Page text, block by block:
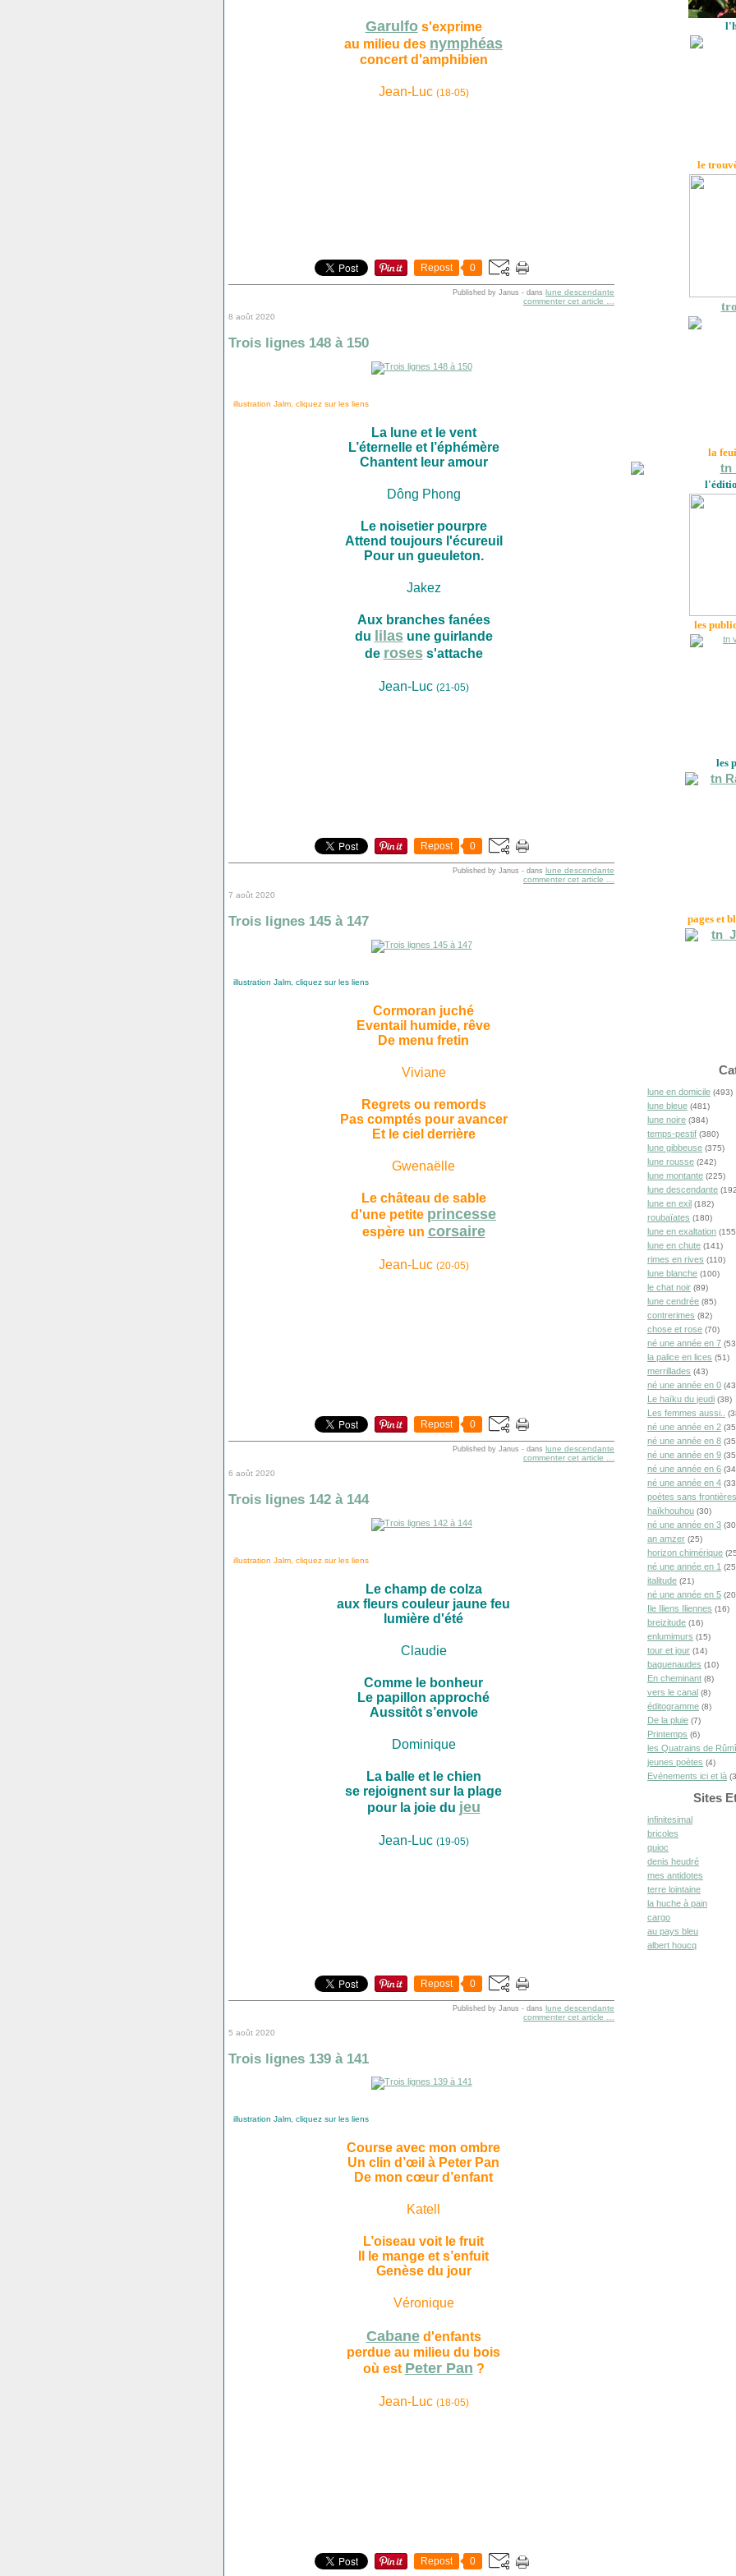
Garulfos'exprime
au milieu des nymphéas
concert d'amphibien
Jean-Luc (18-05)
Repost 0
Published by Janus - dans lune descendante
commenter cet article
8 août 2020
Trois lignes 148 à 150
illustration Jalm, cliquez sur les liens
La lune et le vent
L’éternelle et l’éphémère
Chantent leur amour
Dông Phong
Le noisetier pourpre
Attend toujours l'écureuil
Pour un gueuleton.
Jakez
Aux branches fanées
du lilasune guirlande
de rosess'attache
Jean-Luc (21-05)
Repost 0
Published by Janus - dans lune descendante
commenter cet article
7 août 2020
Trois lignes 145 à 147
illustration Jalm, cliquez sur les liens
Cormoran juché
Eventail humide, rêve
De menu fretin
Viviane
Regrets ou remords
Pas comptés pour avancer
Et le ciel derrière
Gwenaëlle
Le château de sable
d'une petite princesse
espère un corsaire
Jean-Luc (20-05)
Repost 0
Published by Janus - dans lune descendante
commenter cet article
6 août 2020
Trois lignes 142 à 144
illustration Jalm, cliquez sur les liens
Le champ de colza
aux fleurs couleur jaune feu
lumière d'été
Claudie
Comme le bonheur
Le papillon approché
Aussitôt s’envole
Dominique
La balle et le chien
se rejoignent sur la plage
pour la joie du jeu
Jean-Luc (19-05)
Repost 0
Published by Janus - dans lune descendante
commenter cet article
5 août 2020
Trois lignes 139 à 141
illustration Jalm, cliquez sur les liens
Course avec mon ombre
Un clin d’œil à Peter Pan
De mon cœur d’enfant
Katell
L’oiseau voit le fruit
Il le mange et s’enfuit
Genèse du jour
Véronique
Cabaned'enfants
perdue au milieu du bois
où est Peter Pan ?
Jean-Luc (18-05)
Repost 0
le
la
les
les
pages et
lune en domicile (493)
lune bleue (481)
lune noire (384)
temps-pestif (380)
lune gibbeuse (375)
lune rousse (242)
lune montante (225)
lune descendante
lune en exil (182)
roubaïates (180)
lune en exaltation
lune en chute (141)
rimes en rives (110)
lune blanche (100)
le chat noir (89)
lune cendrée (85)
contrerimes (82)
chose et rose (70)
né une année en 7
la palice en lices (51)
merrillades (43)
né une année en 0
Le haïku du jeudi (38)
Les femmes aussi..
né une année en 2
né une année en 8
né une année en 9
né une année en 6
né une année en 4
poètes sans frontières
haïkhouhou (30)
né une année en 3
an amzer (25)
horizon chimérique
né une année en 1
italitude (21)
né une année en 5
Ile Iliens Iliennes (16)
breizitude (16)
enlumimurs (15)
tour et jour (14)
baguenaudes (10)
En cheminant (8)
vers le canal (8)
éditogramme (8)
De la pluie (7)
Printemps (6)
les Quatrains de Rûmî
jeunes poètes (4)
Evénements ici et là
Sites
infinitesimal
bricoles
quioc
denis heudré
mes antidotes
terre lointaine
la huche à pain
cargo
au pays bleu
albert houcq